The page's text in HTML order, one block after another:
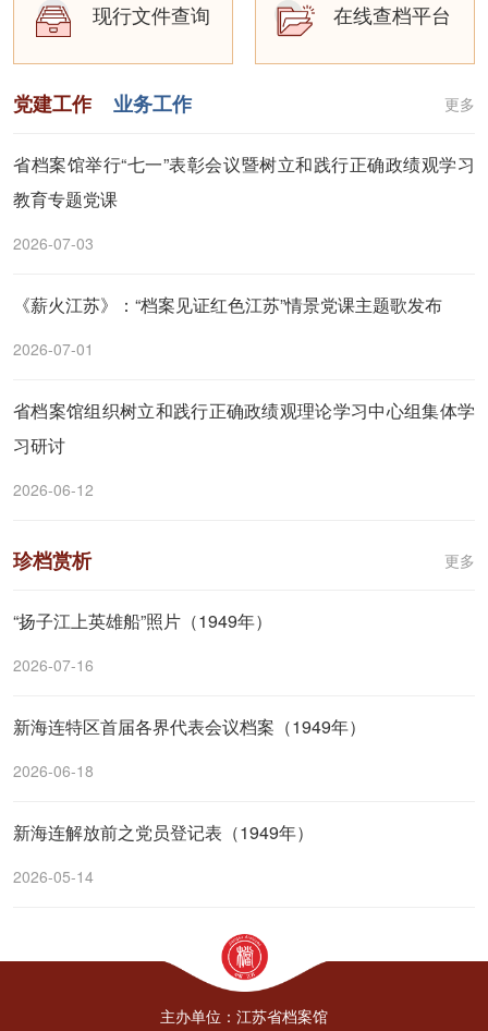
现行文件查询 在线查档平台
党建工作 业务工作 更多
省档案馆举行“七一”表彰会议暨树立和践行正确政绩观学习
教育专题党课
2026-07-03
《薪火江苏》：“档案见证红色江苏”情景党课主题歌发布
2026-07-01
省档案馆组织树立和践行正确政绩观理论学习中心组集体学
习研讨
2026-06-12
珍档赏析 更多
“扬子江上英雄船”照片（1949年）
2026-07-16
新海连特区首届各界代表会议档案（1949年）
2026-06-18
新海连解放前之党员登记表（1949年）
2026-05-14
主办单位：江苏省档案馆